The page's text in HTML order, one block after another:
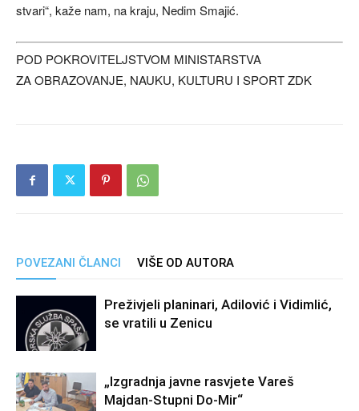
stvari“, kaže nam, na kraju, Nedim Smajić.
POD POKROVITELJSTVOM MINISTARSTVA
ZA OBRAZOVANJE, NAUKU, KULTURU I SPORT ZDK
POVEZANI ČLANCI VIŠE OD AUTORA
Preživjeli planinari, Adilović i Vidimlić,
se vratili u Zenicu
„Izgradnja javne rasvjete Vareš
Majdan-Stupni Do-Mir“